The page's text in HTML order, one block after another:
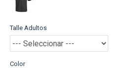
Talle Adultos
Color